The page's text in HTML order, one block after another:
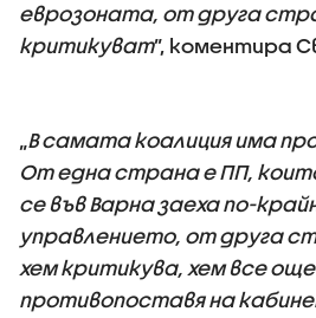
еврозоната, от друга
критикуват”, коментира
„В самата коалиция има
От една страна е ПП,
се във Варна заеха по-
управлението, от друга
хем критикува, хем все
противопоставя на